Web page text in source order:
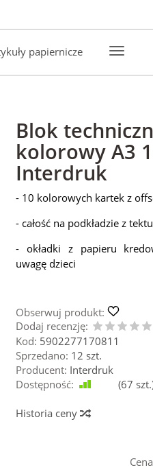
papiernicze
Blok
kolorowy A3
Interdruk
- 10 kolorowych kartek z
- całość na podkładzie z
- okładki z papieru
uwagę dzieci
Obserwuj produkt:
Dodaj recenzję:
Kod: 5902277170811
Sprzedano: 12 szt.
Producent: Interdruk
Dostępność:
(67
Historia ceny